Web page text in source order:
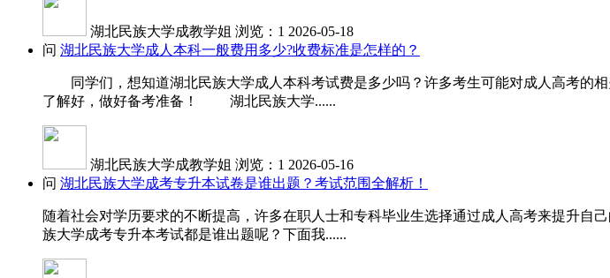
湖北民族大学成教学姐 浏览：1 2026-05-18
问 湖北民族大学成人本科一般费用多少?收费标准是怎样的？
同学们，想知道湖北民族大学成人本科考试费是多少吗？许多考生可能对成人高考的
了解好，做好备考准备！ 湖北民族大学......
湖北民族大学成教学姐 浏览：1 2026-05-16
问 湖北民族大学成考专升本试卷是谁出题？考试范围全解析！
随着社会对学历要求的不断提高，许多在职人士和专科毕业生选择通过成人高考来提升
族大学成考专升本考试都是谁出题呢？下面我......